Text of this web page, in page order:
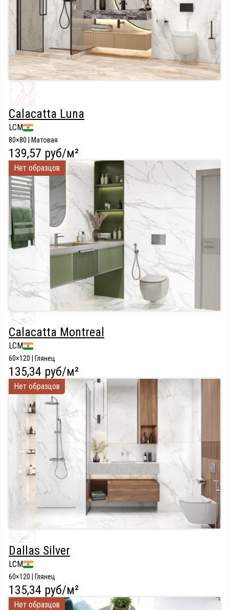
Calacatta Luna
LCM
80×80 | Матовая
139,57 руб/м²
Нет образцов
Calacatta Montreal
LCM
60×120 | Глянец
135,34 руб/м²
Нет образцов
Dallas Silver
LCM
60×120 | Глянец
135,34 руб/м²
Нет образцов